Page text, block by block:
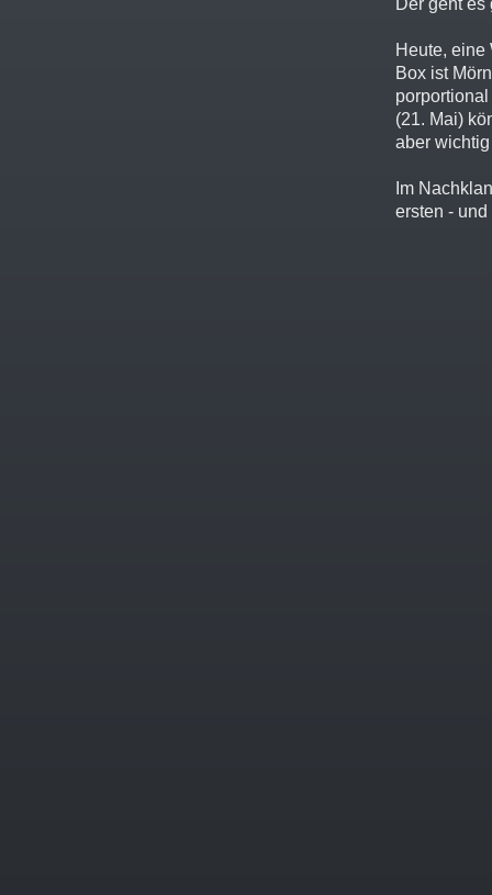
Heute, eine
Box ist
(21. Mai)
aber
Im
ersten -